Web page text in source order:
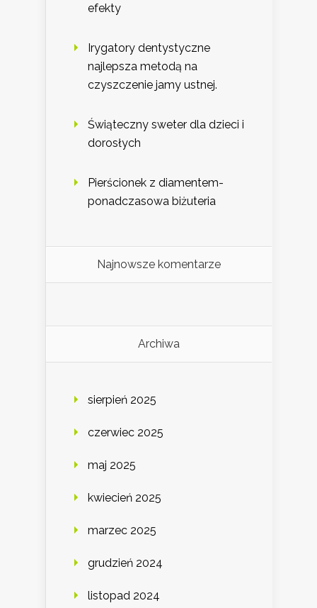
efekty
Irygatory dentystyczne
najlepsza metodą na
czyszczenie jamy ustnej.
Świąteczny sweter dla dzieci i
dorosłych
Pierścionek z diamentem-
ponadczasowa biżuteria
Najnowsze komentarze
Archiwa
sierpień 2025
czerwiec 2025
maj 2025
kwiecień 2025
marzec 2025
grudzień 2024
listopad 2024